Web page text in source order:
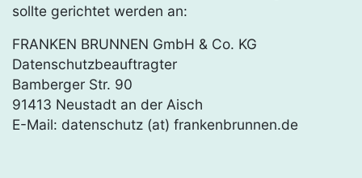
sollte gerichtet werden an:
FRANKEN BRUNNEN GmbH & Co. KG
Datenschutzbeauftragter
Bamberger Str. 90
91413 Neustadt an der Aisch
E-Mail: datenschutz (at) frankenbrunnen.de